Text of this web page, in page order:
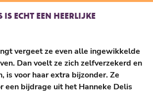
ECHT EEN HEERLIJKE
vergeet ze even alle ingewikkelde
Dan voelt ze zich zelfverzekerd en
is voor haar extra bijzonder. Ze
een bijdrage uit het Hanneke Delis